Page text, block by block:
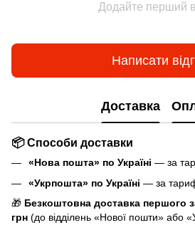
Додайте перший
Написати
Доставка
📦 Способи доставки
«Нова пошта» по Україні — за
«Укрпошта» по Україні — за
🎁 Безкоштовна доставка першого
грн (до відділень «Нової пошти» або